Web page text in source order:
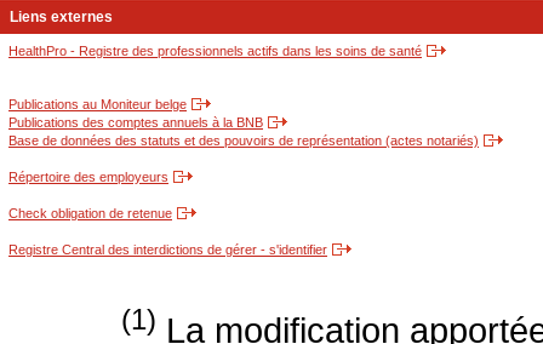
Liens externes
HealthPro - Registre des professionnels actifs dans les soins de santé
Publications au Moniteur belge
Publications des comptes annuels à la BNB
Base de données des statuts et des pouvoirs de représentation (actes notariés)
Répertoire des employeurs
Check obligation de retenue
Registre Central des interdictions de gérer - s'identifier
(1) La modification